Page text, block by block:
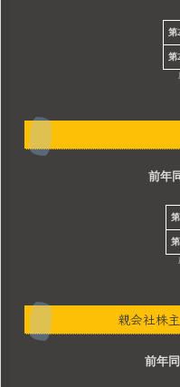
第
第
前年
親会社株
前年